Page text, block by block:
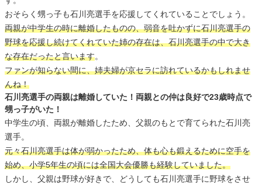
おそらく甥っ子も石川亮選手を応援してくれていることでしょう。
両親が中学生の時に離婚したものの、弱音を吐かずに石川亮選手の
野球を応援し続けてくれていた姉の存在は、石川亮選手の中で大き
な存在だったと言います。
ファンが知らない間に、姉夫婦が京セラに訪れているかもしれませ
んね！
石川亮選手の両親は離婚していた！両親との仲は良好で23歳時点で
甥っ子がいた！
中学生の頃、両親が離婚したため、父親のもとで育てられた石川亮
選手。
元々石川亮選手は体が弱かったため、体も心も鍛えるために空手を
始め、小学5年生の頃には全国大会優勝も経験していました。
しかし、父親は野球が好きで、どうしても石川亮選手に野球をさせ